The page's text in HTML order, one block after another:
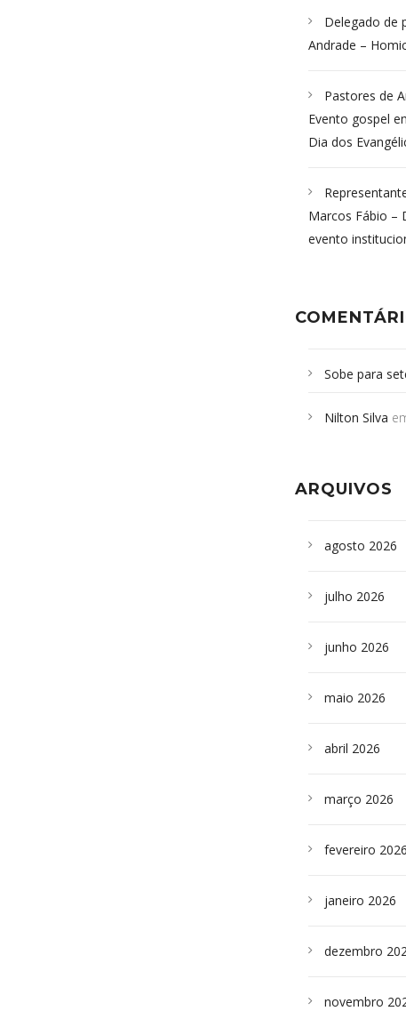
Delegado de
Andrade –
Pastores de
Evento gospel
Dia dos
Marcos Fábio –
evento
Sobe para
desabamento
sepultados em SP
Nilton Silva
ARQUIVOS
agosto 2026
julho 2026
junho 2026
maio 2026
abril 2026
março 2026
fevereiro 2026
janeiro 2026
dezembro
novembro